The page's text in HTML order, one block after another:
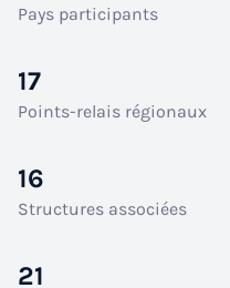
Pays participants
17
Points-relais régionaux
16
Structures associées
21